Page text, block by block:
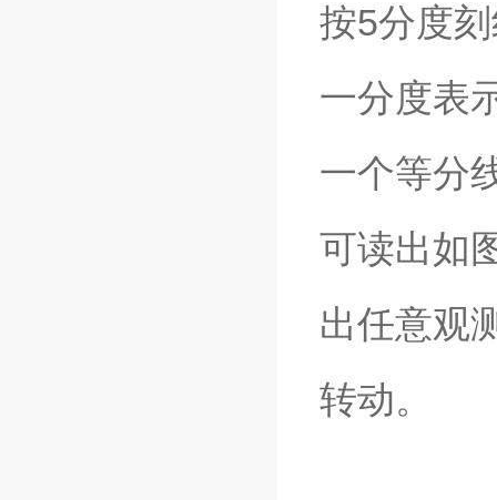
按5分度
一分度表
一个等分
可读出如
出任意观
转动。